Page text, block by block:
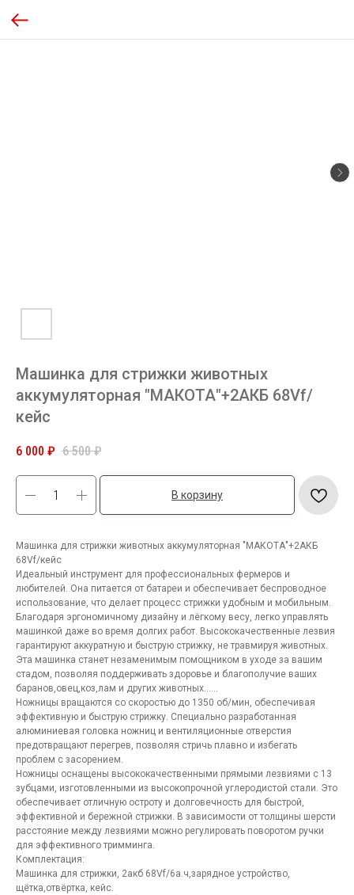
Машинка для стрижки животных
аккумуляторная "МАКОТА"+2АКБ 68Vf/
кейс
6 000 ₽ 6 500 ₽
В корзину
Машинка для стрижки животных аккумуляторная "МАКОТА"+2АКБ
68Vf/кейс
Идеальный инструмент для профессиональных фермеров и
любителей. Она питается от батареи и обеспечивает беспроводное
использование, что делает процесс стрижки удобным и мобильным.
Благодаря эргономичному дизайну и лёгкому весу, легко управлять
машинкой даже во время долгих работ. Высококачественные лезвия
гарантируют аккуратную и быструю стрижку, не травмируя животных.
Эта машинка станет незаменимым помощником в уходе за вашим
стадом, позволяя поддерживать здоровье и благополучие ваших
баранов,овец,коз,лам и других животных......
Ножницы вращаются со скоростью до 1350 об/мин, обеспечивая
эффективную и быструю стрижку. Специально разработанная
алюминиевая головка ножниц и вентиляционные отверстия
предотвращают перегрев, позволяя стричь плавно и избегать
проблем с засорением.
Ножницы оснащены высококачественными прямыми лезвиями с 13
зубцами, изготовленными из высокопрочной углеродистой стали. Это
обеспечивает отличную остроту и долговечность для быстрой,
эффективной и бережной стрижки. В зависимости от толщины шерсти
расстояние между лезвиями можно регулировать поворотом ручки
для эффективного тримминга.
Комплектация:
Машинка для стрижки, 2акб 68Vf/6a.ч,зарядное устройство,
щётка,отвёртка, кейс.